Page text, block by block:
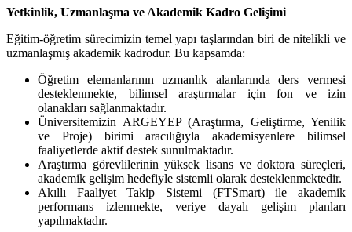
Yetkinlik, Uzmanlaşma ve Akademik Kadro Gelişimi
Eğitim-öğretim sürecimizin temel yapı taşlarından biri de nitelikli ve
uzmanlaşmış akademik kadrodur. Bu kapsamda:
Öğretim elemanlarının uzmanlık alanlarında ders vermesi
desteklenmekte, bilimsel araştırmalar için fon ve izin
olanakları sağlanmaktadır.
Üniversitemizin ARGEYEP (Araştırma, Geliştirme, Yenilik
ve Proje) birimi aracılığıyla akademisyenlere bilimsel
faaliyetlerde aktif destek sunulmaktadır.
Araştırma görevlilerinin yüksek lisans ve doktora süreçleri,
akademik gelişim hedefiyle sistemli olarak desteklenmektedir.
Akıllı Faaliyet Takip Sistemi (FTSmart) ile akademik
performans izlenmekte, veriye dayalı gelişim planları
yapılmaktadır.